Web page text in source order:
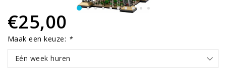
€25,00
Maak een keuze: *
Eén week huren